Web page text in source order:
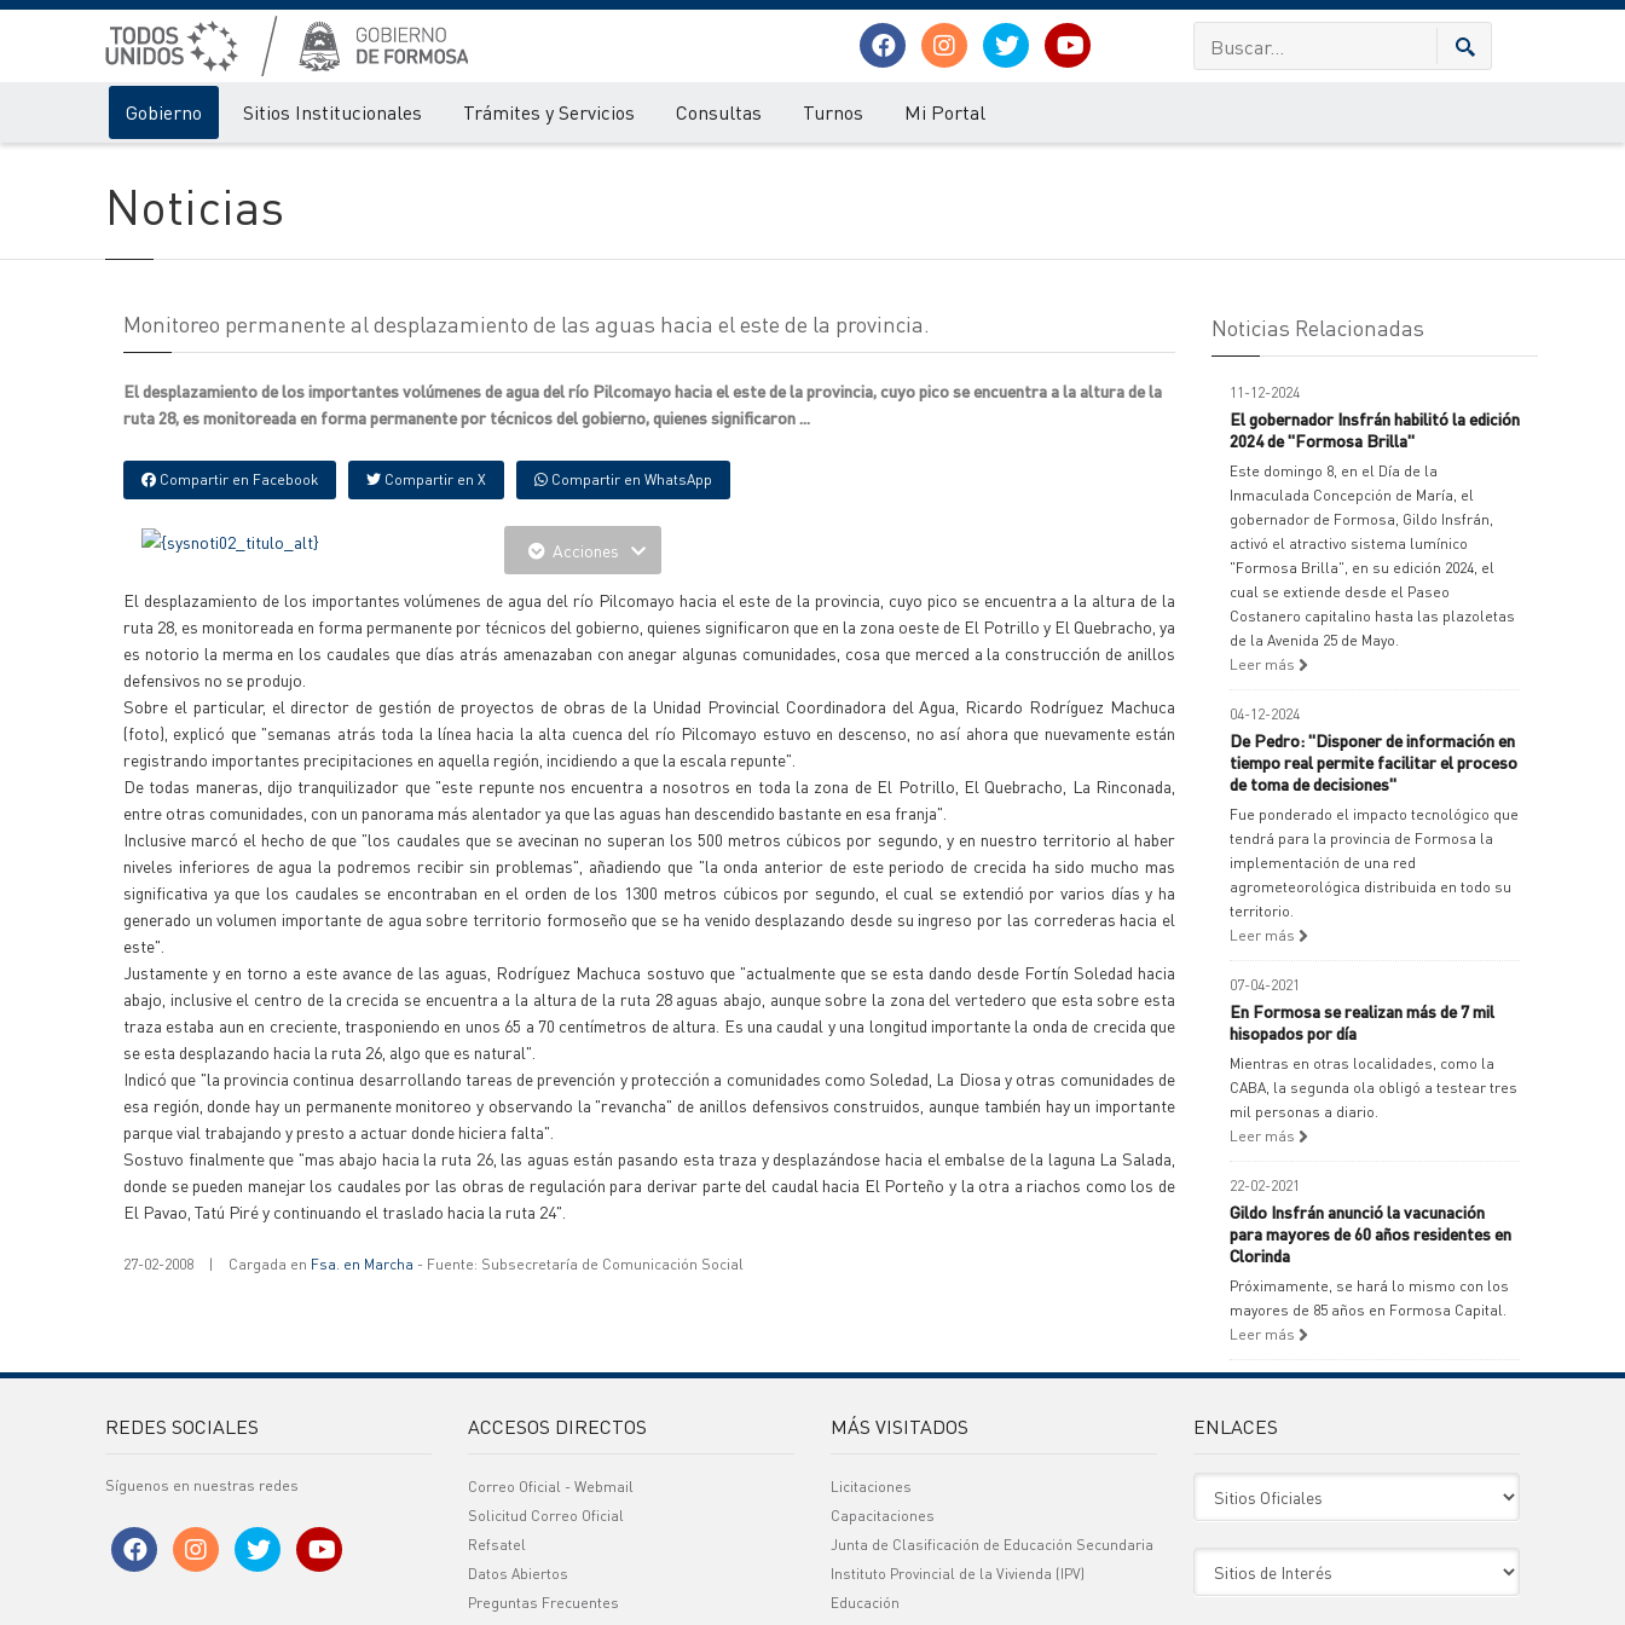
Gobierno Sitios Institucionales Trámites y Servicios Consultas Turnos Mi Portal
Noticias
Monitoreo permanente al desplazamiento de las aguas hacia el este de la provincia.
El desplazamiento de los importantes volúmenes de agua del río Pilcomayo hacia el este de la provincia, cuyo pico se encuentra a la altura de la
ruta 28, es monitoreada en forma permanente por técnicos del gobierno, quienes significaron ...
Compartir en Facebook Compartir en X Compartir en WhatsApp
Acciones
El desplazamiento de los importantes volúmenes de agua del río Pilcomayo hacia el este de la provincia, cuyo pico se encuentra a la altura de la
ruta 28, es monitoreada en forma permanente por técnicos del gobierno, quienes significaron que en la zona oeste de El Potrillo y El Quebracho, ya
es notorio la merma en los caudales que días atrás amenazaban con anegar algunas comunidades, cosa que merced a la construcción de anillos
defensivos no se produjo.
Sobre el particular, el director de gestión de proyectos de obras de la Unidad Provincial Coordinadora del Agua, Ricardo Rodríguez Machuca
(foto), explicó que "semanas atrás toda la línea hacia la alta cuenca del río Pilcomayo estuvo en descenso, no así ahora que nuevamente están
registrando importantes precipitaciones en aquella región, incidiendo a que la escala repunte".
De todas maneras, dijo tranquilizador que "este repunte nos encuentra a nosotros en toda la zona de El Potrillo, El Quebracho, La Rinconada,
entre otras comunidades, con un panorama más alentador ya que las aguas han descendido bastante en esa franja".
Inclusive marcó el hecho de que "los caudales que se avecinan no superan los 500 metros cúbicos por segundo, y en nuestro territorio al haber
niveles inferiores de agua la podremos recibir sin problemas", añadiendo que "la onda anterior de este periodo de crecida ha sido mucho mas
significativa ya que los caudales se encontraban en el orden de los 1300 metros cúbicos por segundo, el cual se extendió por varios días y ha
generado un volumen importante de agua sobre territorio formoseño que se ha venido desplazando desde su ingreso por las correderas hacia el
este".
Justamente y en torno a este avance de las aguas, Rodríguez Machuca sostuvo que "actualmente que se esta dando desde Fortín Soledad hacia
abajo, inclusive el centro de la crecida se encuentra a la altura de la ruta 28 aguas abajo, aunque sobre la zona del vertedero que esta sobre esta
traza estaba aun en creciente, trasponiendo en unos 65 a 70 centímetros de altura. Es una caudal y una longitud importante la onda de crecida que
se esta desplazando hacia la ruta 26, algo que es natural".
Indicó que "la provincia continua desarrollando tareas de prevención y protección a comunidades como Soledad, La Diosa y otras comunidades de
esa región, donde hay un permanente monitoreo y observando la "revancha" de anillos defensivos construidos, aunque también hay un importante
parque vial trabajando y presto a actuar donde hiciera falta".
Sostuvo finalmente que "mas abajo hacia la ruta 26, las aguas están pasando esta traza y desplazándose hacia el embalse de la laguna La Salada,
donde se pueden manejar los caudales por las obras de regulación para derivar parte del caudal hacia El Porteño y la otra a riachos como los de
El Pavao, Tatú Piré y continuando el traslado hacia la ruta 24".
27-02-2008 | Cargada en Fsa. en Marcha - Fuente: Subsecretaría de Comunicación Social
Noticias Relacionadas
11-12-2024
El gobernador Insfrán habilitó la edición
2024 de "Formosa Brilla"
Este domingo 8, en el Día de la
Inmaculada Concepción de María, el
gobernador de Formosa, Gildo Insfrán,
activó el atractivo sistema lumínico
"Formosa Brilla", en su edición 2024, el
cual se extiende desde el Paseo
Costanero capitalino hasta las plazoletas
de la Avenida 25 de Mayo.
Leer más
04-12-2024
De Pedro: "Disponer de información en
tiempo real permite facilitar el proceso
de toma de decisiones"
Fue ponderado el impacto tecnológico que
tendrá para la provincia de Formosa la
implementación de una red
agrometeorológica distribuida en todo su
territorio.
Leer más
07-04-2021
En Formosa se realizan más de 7 mil
hisopados por día
Mientras en otras localidades, como la
CABA, la segunda ola obligó a testear tres
mil personas a diario.
Leer más
22-02-2021
Gildo Insfrán anunció la vacunación
para mayores de 60 años residentes en
Clorinda
Próximamente, se hará lo mismo con los
mayores de 85 años en Formosa Capital.
Leer más
REDES SOCIALES
Síguenos en nuestras redes
ACCESOS DIRECTOS
Correo Oficial - Webmail
Solicitud Correo Oficial
Refsatel
Datos Abiertos
Preguntas Frecuentes
MÁS VISITADOS
Licitaciones
Capacitaciones
Junta de Clasificación de Educación Secundaria
Instituto Provincial de la Vivienda (IPV)
Educación
ENLACES